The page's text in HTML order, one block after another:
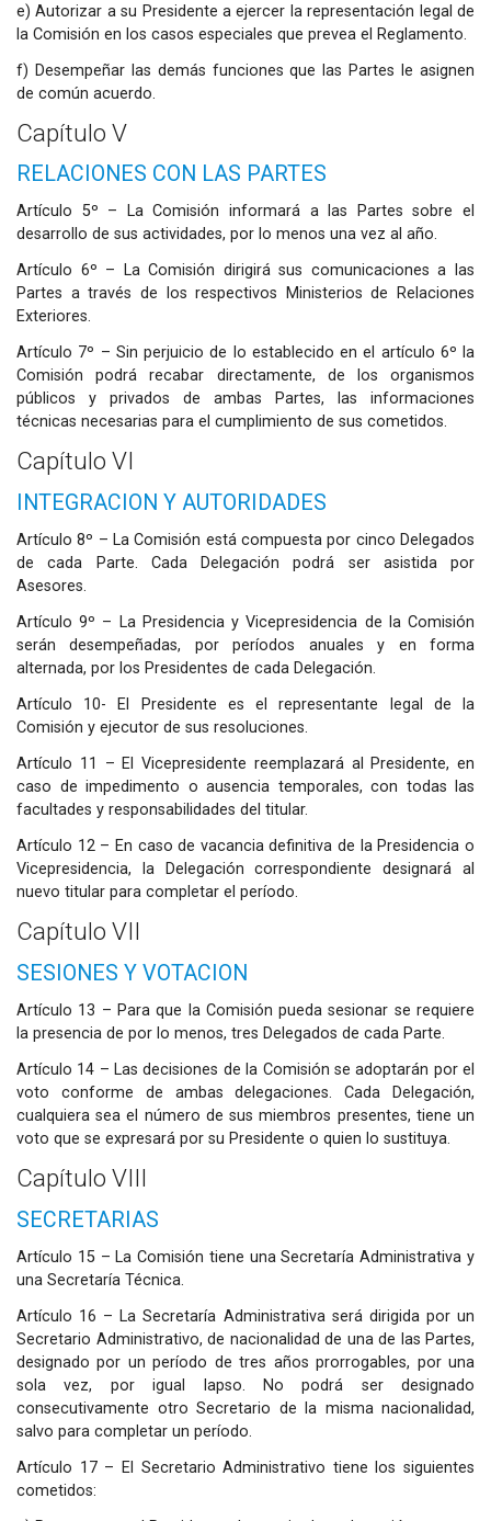
e) Autorizar a su Presidente a ejercer la representación legal de
la Comisión en los casos especiales que prevea el Reglamento.
f) Desempeñar las demás funciones que las Partes le asignen
de común acuerdo.
Capítulo V
RELACIONES CON LAS PARTES
Artículo 5º – La Comisión informará a las Partes sobre el
desarrollo de sus actividades, por lo menos una vez al año.
Artículo 6º – La Comisión dirigirá sus comunicaciones a las
Partes a través de los respectivos Ministerios de Relaciones
Exteriores.
Artículo 7º – Sin perjuicio de lo establecido en el artículo 6º la
Comisión podrá recabar directamente, de los organismos
públicos y privados de ambas Partes, las informaciones
técnicas necesarias para el cumplimiento de sus cometidos.
Capítulo VI
INTEGRACION Y AUTORIDADES
Artículo 8º – La Comisión está compuesta por cinco Delegados
de cada Parte. Cada Delegación podrá ser asistida por
Asesores.
Artículo 9º – La Presidencia y Vicepresidencia de la Comisión
serán desempeñadas, por períodos anuales y en forma
alternada, por los Presidentes de cada Delegación.
Artículo 10- El Presidente es el representante legal de la
Comisión y ejecutor de sus resoluciones.
Artículo 11 – El Vicepresidente reemplazará al Presidente, en
caso de impedimento o ausencia temporales, con todas las
facultades y responsabilidades del titular.
Artículo 12 – En caso de vacancia definitiva de la Presidencia o
Vicepresidencia, la Delegación correspondiente designará al
nuevo titular para completar el período.
Capítulo VII
SESIONES Y VOTACION
Artículo 13 – Para que la Comisión pueda sesionar se requiere
la presencia de por lo menos, tres Delegados de cada Parte.
Artículo 14 – Las decisiones de la Comisión se adoptarán por el
voto conforme de ambas delegaciones. Cada Delegación,
cualquiera sea el número de sus miembros presentes, tiene un
voto que se expresará por su Presidente o quien lo sustituya.
Capítulo VIII
SECRETARIAS
Artículo 15 – La Comisión tiene una Secretaría Administrativa y
una Secretaría Técnica.
Artículo 16 – La Secretaría Administrativa será dirigida por un
Secretario Administrativo, de nacionalidad de una de las Partes,
designado por un período de tres años prorrogables, por una
sola vez, por igual lapso. No podrá ser designado
consecutivamente otro Secretario de la misma nacionalidad,
salvo para completar un período.
Artículo 17 – El Secretario Administrativo tiene los siguientes
cometidos: